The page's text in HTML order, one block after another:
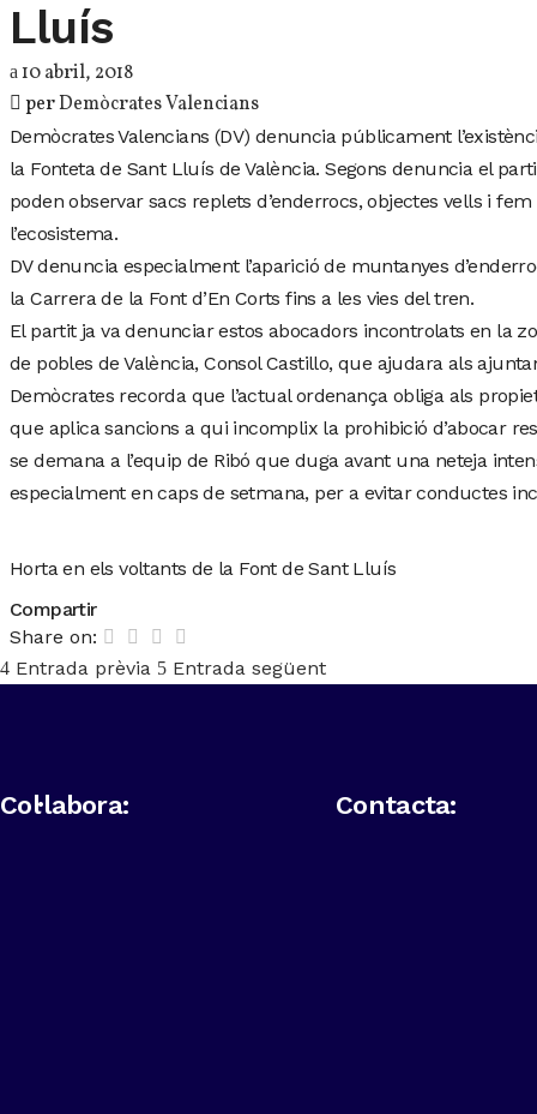
Lluís
10 abril, 2018
perDemòcrates Valencians
Demòcrates Valencians (DV) denuncia públicament
la Fonteta de Sant Lluís de València. Segons denuncia el
poden observar sacs replets d’enderrocs, objectes vells i
l’ecosistema.
DV denuncia especialment l’aparició de muntanyes
la Carrera de la Font d’En Corts fins a les vies del tren.
El partit ja va denunciar estos abocadors incontrolats en la
de pobles de València, Consol Castillo, que ajudara als
Demòcrates recorda que l’actual ordenança obliga als
que aplica sancions a qui incomplix la prohibició d’abocar
se demana a l’equip de Ribó que duga avant una neteja
especialment en caps de setmana, per a evitar conductes
Horta en els voltants de la Font de Sant Lluís
Compartir
Share on:
Entrada prèvia
Entrada següent
Col·labora: Contacta: